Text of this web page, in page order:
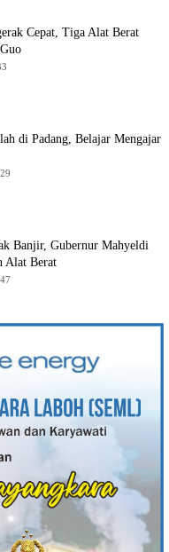
Cepat, Tiga Alat Berat
di Padang, Belajar Mengajar
Banjir, Gubernur Mahyeldi
Alat Berat